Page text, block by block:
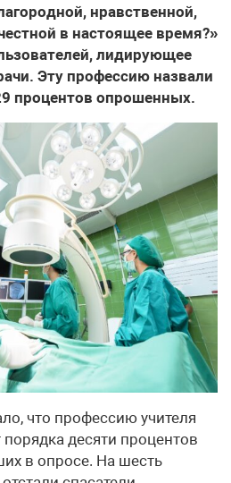
нравственной,
в настоящее время?»
лидирующее
Эту профессию назвали
процентов опрошенных.
что профессию учителя
десяти процентов
в опросе. На шесть